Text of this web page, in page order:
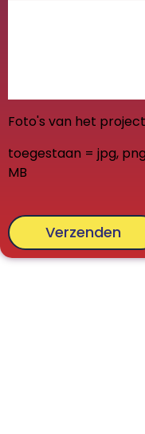
Foto's van het
toegestaan = jpg,
MB